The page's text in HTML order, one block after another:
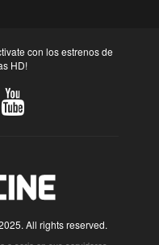
con los estrenos de
HD!
All rights reserved.